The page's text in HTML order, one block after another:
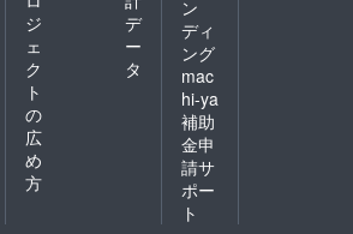
ジ
ェ
ク
ト
の
広
め
方
デ
ー
タ
ン
ディ
ング
mac
hi-ya
補助
金申
請サ
ポー
ト